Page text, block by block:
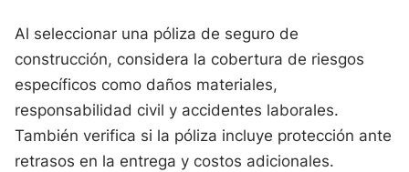
Al seleccionar una póliza de seguro de
construcción, considera la cobertura de riesgos
específicos como daños materiales,
responsabilidad civil y accidentes laborales.
También verifica si la póliza incluye protección ante
retrasos en la entrega y costos adicionales.